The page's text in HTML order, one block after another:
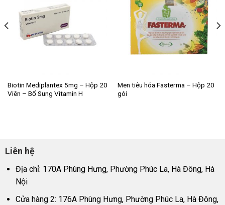
Biotin Mediplantex 5mg – Hộp 20
Viên – Bổ Sung Vitamin H
Men tiêu hóa Fasterma – Hộp 20
gói
Liên hệ
Địa chỉ: 170A Phùng Hưng, Phường Phúc La, Hà Đông, Hà
Nội
Cửa hàng 2: 176A Phùng Hưng, Phường Phúc La, Hà Đông,